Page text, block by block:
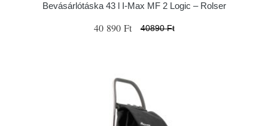
Bevásárlótáska 43 l I-Max MF 2 Logic – Rolser
40 890 Ft 40890 Ft